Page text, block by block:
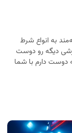
به انواع شرط
دیگه رو دوست
دوست دارم با شما